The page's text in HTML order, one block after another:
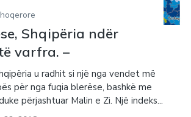
Shqipëria ndër
varfra. –
u radhit si një nga vendet më
për nga fuqia blerëse, bashkë me
përjashtuar Malin e Zi. Një indeks...